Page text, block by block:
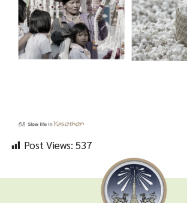
Post Views: 537